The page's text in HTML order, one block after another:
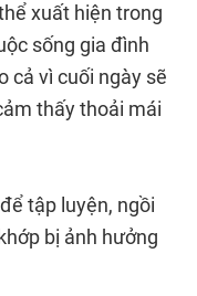
xuất hiện trong
sống gia đình
cả vì cuối ngày sẽ
thấy thoải mái
tập luyện, ngồi
bị ảnh hưởng